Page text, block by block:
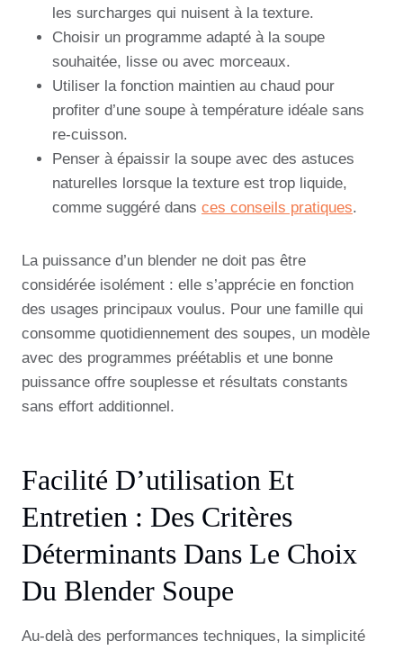
les surcharges qui nuisent à la texture.
Choisir un programme adapté à la soupe
souhaitée, lisse ou avec morceaux.
Utiliser la fonction maintien au chaud pour
profiter d’une soupe à température idéale sans
re-cuisson.
Penser à épaissir la soupe avec des astuces
naturelles lorsque la texture est trop liquide,
comme suggéré dans ces conseils pratiques.
La puissance d’un blender ne doit pas être
considérée isolément : elle s’apprécie en fonction
des usages principaux voulus. Pour une famille qui
consomme quotidiennement des soupes, un modèle
avec des programmes préétablis et une bonne
puissance offre souplesse et résultats constants
sans effort additionnel.
Facilité D’utilisation Et
Entretien : Des Critères
Déterminants Dans Le Choix
Du Blender Soupe
Au-delà des performances techniques, la simplicité